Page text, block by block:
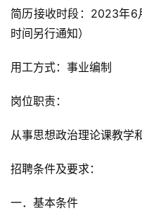
简历接收时段：2023年
时间另行通知）
用工方式：事业编制
岗位职责：
从事思想政治理论课教学
招聘条件及要求：
一．基本条件